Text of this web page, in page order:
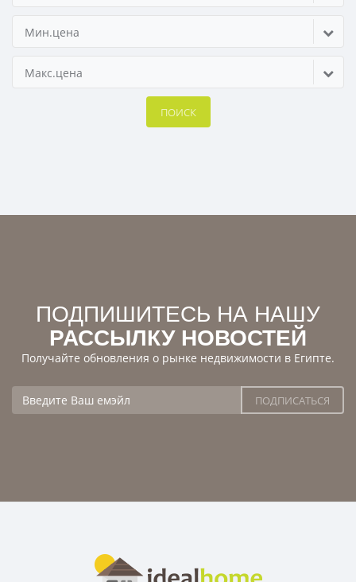
Мин.цена
Макс.цена
ПОИСК
ПОДПИШИТЕСЬ НА НАШУ
РАССЫЛКУ НОВОСТЕЙ
Получайте обновления о рынке недвижимости в Египте.